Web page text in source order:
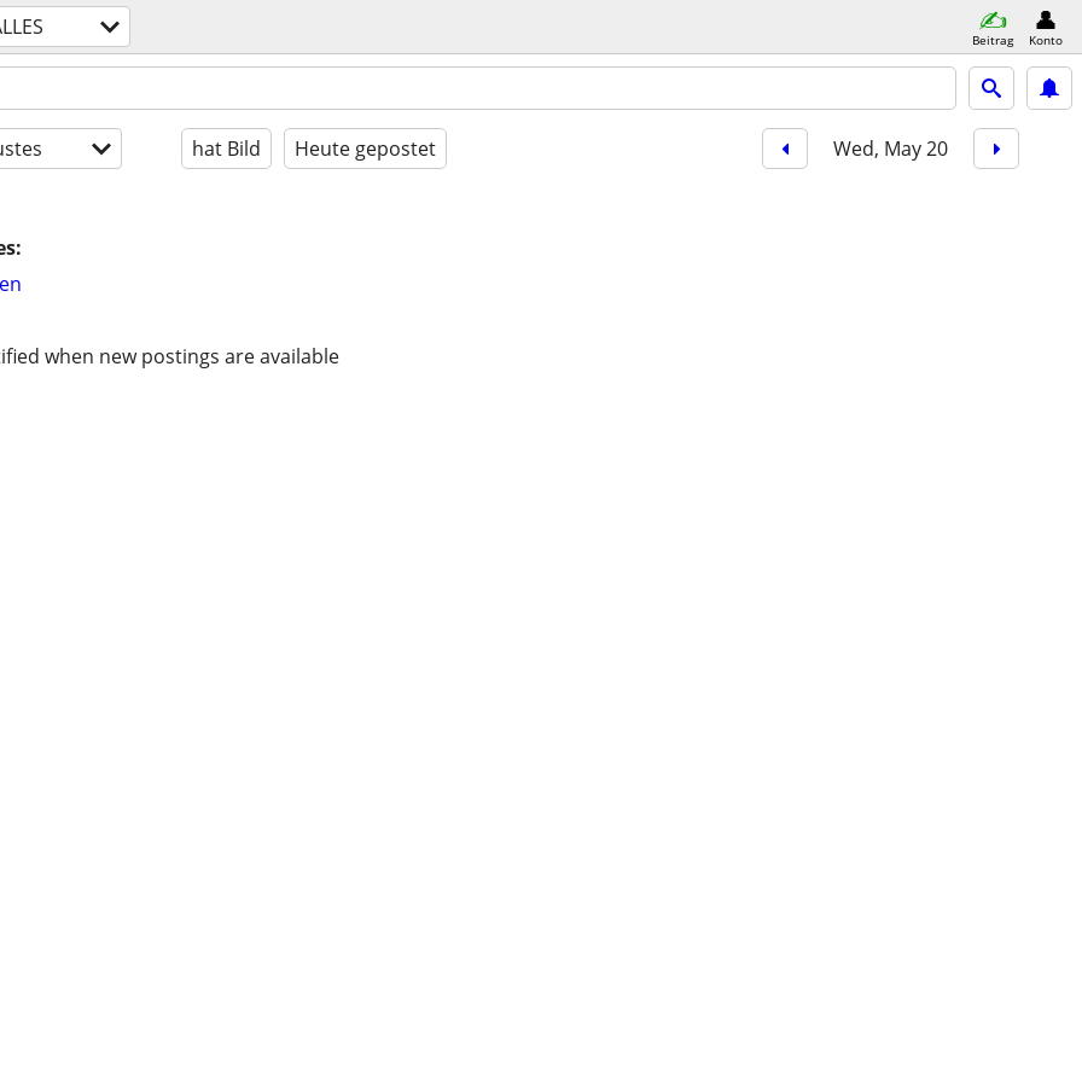
Beitrag Konto
hat Bild Heute gepostet Wed, May 20
when new postings are available